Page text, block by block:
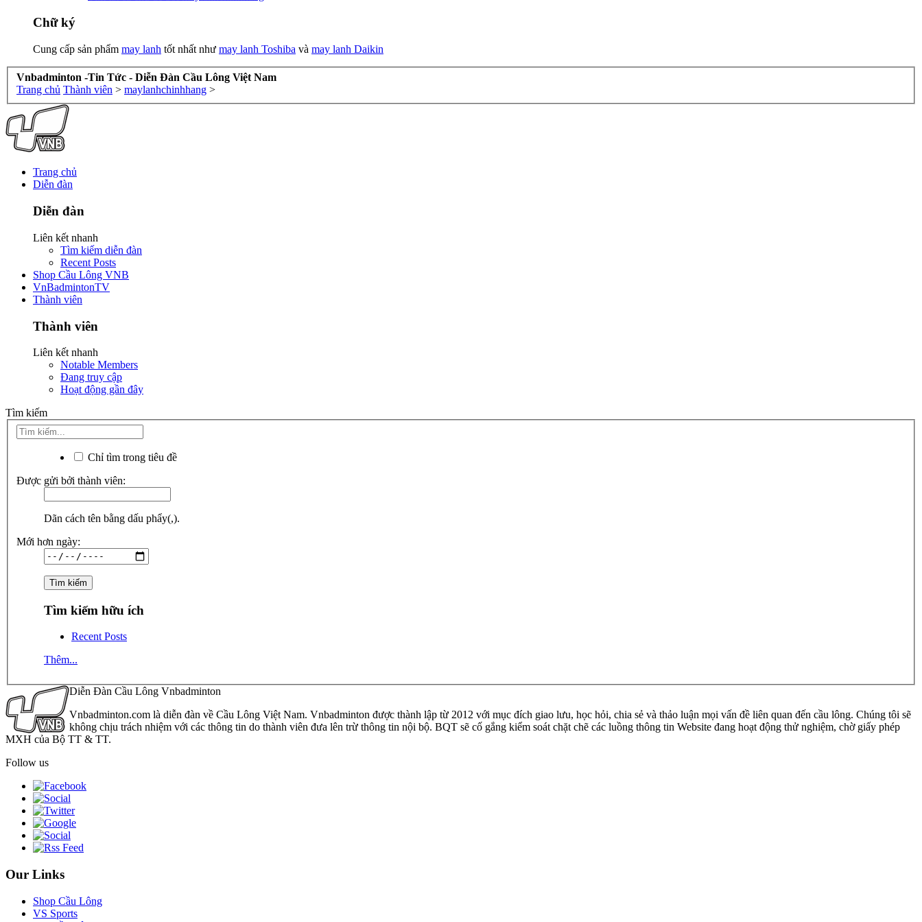
Chữ ký
Cung cấp sản phẩm may lanh tốt nhất như may lanh Toshiba và may lanh Daikin
Vnbadminton -Tin Tức - Diễn Đàn Cầu Lông Việt Nam
Trang chủ Thành viên > maylanhchinhhang >
Trang chủ
Diễn đàn
Diễn đàn
Liên kết nhanh
Tìm kiếm diễn đàn
Recent Posts
Shop Cầu Lông VNB
VnBadmintonTV
Thành viên
Thành viên
Liên kết nhanh
Notable Members
Đang truy cập
Hoạt động gần đây
Tìm kiếm
Chỉ tìm trong tiêu đề
Được gửi bởi thành viên:
Dãn cách tên bằng dấu phẩy(,).
Mới hơn ngày:
Tìm kiếm hữu ích
Recent Posts
Thêm...
Diễn Đàn Cầu Lông Vnbadminton
Vnbadminton.com là diễn đàn về Cầu Lông Việt Nam. Vnbadminton được thành lập từ 2012 với mục đích giao lưu, học hỏi, chia sẻ và thảo luận mọi vấn đề liên quan đến cầu lông. Chúng tôi sẽ
không chịu trách nhiệm với các thông tin do thành viên đưa lên trừ thông tin nội bộ. BQT sẽ cố gắng kiểm soát chặt chẽ các luồng thông tin Website đang hoạt động thử nghiệm, chờ giấy phép
MXH của Bộ TT & TT.
Follow us
Our Links
Shop Cầu Lông
VS Sports